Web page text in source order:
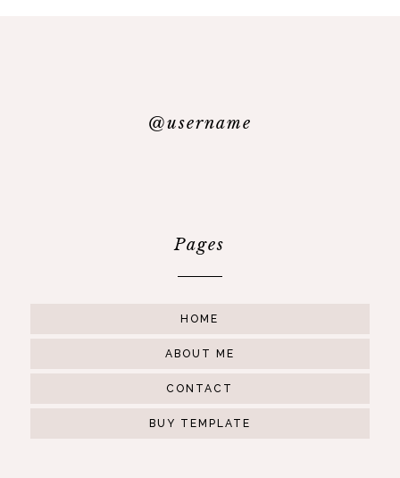
@username
Pages
HOME
ABOUT ME
CONTACT
BUY TEMPLATE